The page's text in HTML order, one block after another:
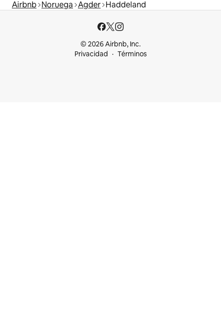
Airbnb Noruega Agder Haddeland
© 2026 Airbnb, Inc.
Privacidad
Términos